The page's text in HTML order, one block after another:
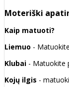
Moteriški
Kaip matuoti?
Liemuo -
Klubai - Matuokite
Kojų ilgis -